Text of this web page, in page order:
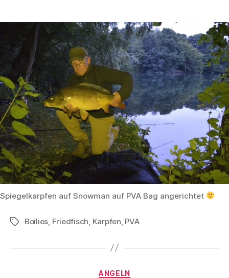
Spiegelkarpfen auf Snowman auf PVA Bag angerichtet
Schlagwörter
Boilies, Friedfisch, Karpfen, PVA
Kategorien
ANGELN